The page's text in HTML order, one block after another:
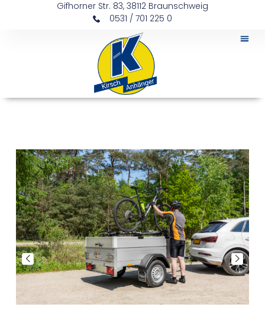
Gifhorner Str. 83, 38112 Braunschweig
0531 / 701 225 0